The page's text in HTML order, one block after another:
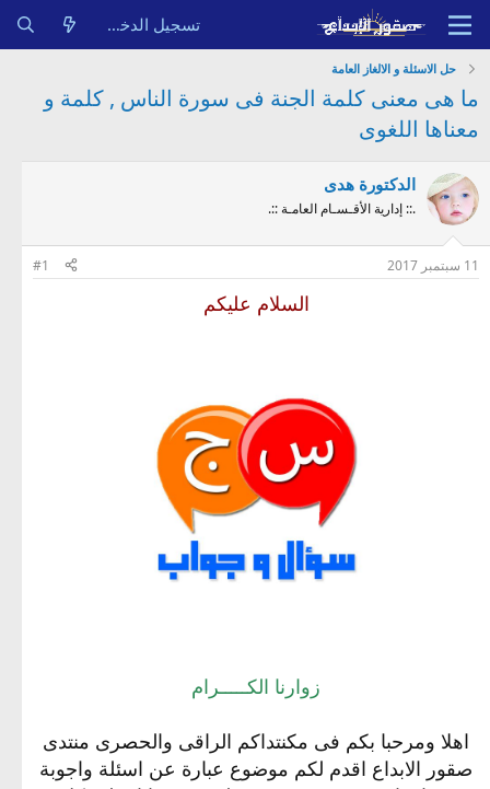
تسجيل الدخول
حل الاسئلة و الالغاز العامة
ما هى معنى كلمة الجنة فى سورة الناس , كلمة و
معناها اللغوى
الدكتورة هدى
.:: إدارية الأقـسـام العامـة ::.
11 سبتمبر 2017 #1
السلام عليكم
زوارنا الكـــــرام
اهلا ومرحبا بكم فى مكنتداكم الراقى والحصرى منتدى
صقور الابداع اقدم لكم موضوع عبارة عن اسئلة واجوبة